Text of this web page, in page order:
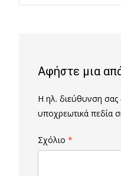
Αφήστε μια
Η ηλ. διεύθυνση σας
υποχρεωτικά πεδία
Σχόλιο *